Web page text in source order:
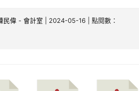
民偉 -會計室 | 2024-05-16 | 點閱數：